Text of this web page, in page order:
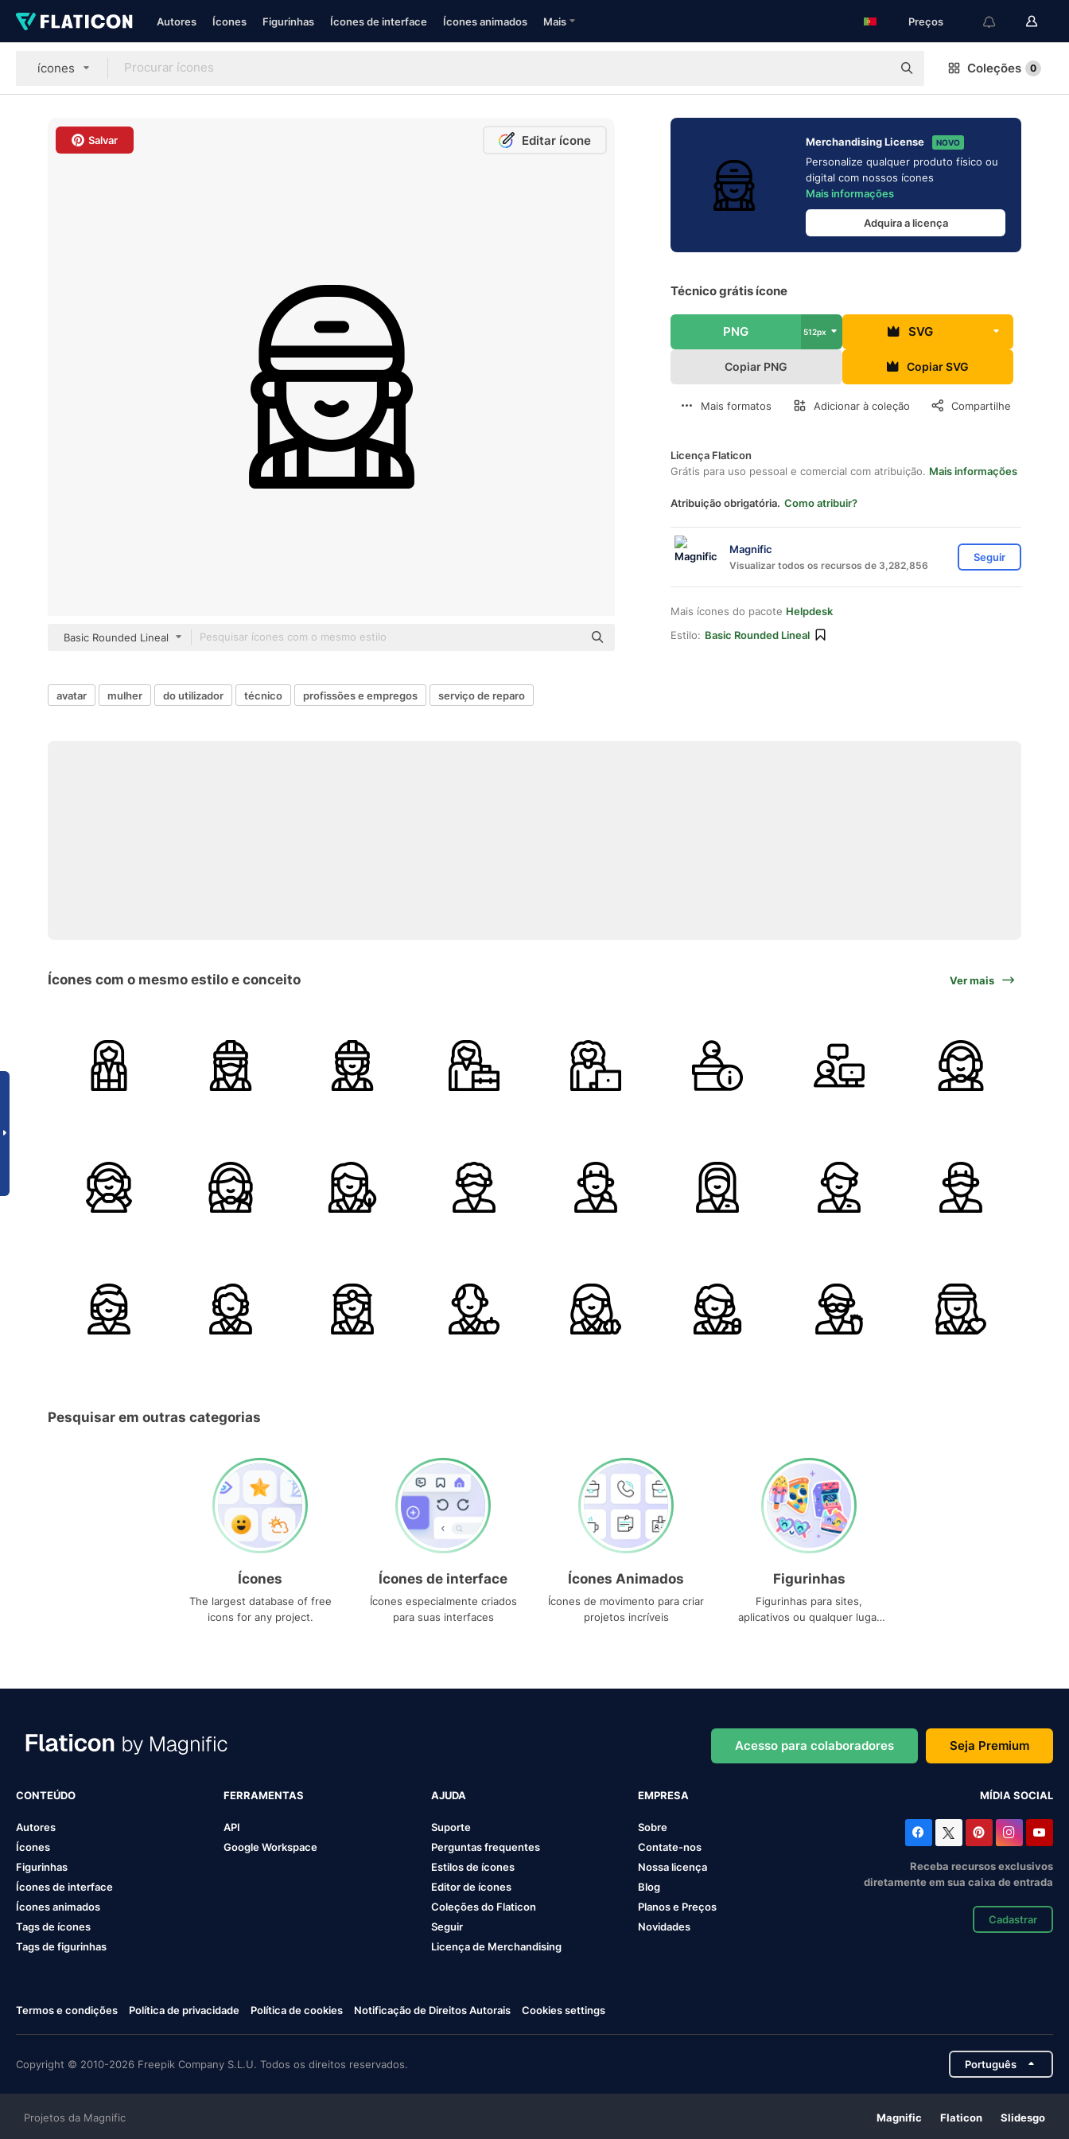
Autores Ícones Figurinhas Ícones de interface Ícones animados Mais Preços
ícones Coleções 0
Salvar Editar ícone
Basic Rounded Lineal
Merchandising License NOVO
Personalize qualquer produto físico ou
digital com nossos ícones
Mais informações
Adquira a licença
Técnico grátis ícone
PNG 512px SVG
Copiar PNG Copiar SVG
Mais formatos Adicionar à coleção Compartilhe
Licença Flaticon
Grátis para uso pessoal e comercial com atribuição. Mais informações
Atribuição obrigatória. Como atribuir?
Magnific
Visualizar todos os recursos de 3,282,856
Seguir
Mais ícones do pacote Helpdesk
Estilo: Basic Rounded Lineal
avatar mulher do utilizador técnico profissões e empregos serviço de reparo
Ícones com o mesmo estilo e conceito Ver mais
Pesquisar em outras categorias
Ícones
The largest database of free
icons for any project.
Ícones de interface
Ícones especialmente criados
para suas interfaces
Ícones Animados
Ícones de movimento para criar
projetos incríveis
Figurinhas
Figurinhas para sites,
aplicativos ou qualquer lugar
Acesso para colaboradores Seja Premium
CONTEÚDO
Autores
Ícones
Figurinhas
Ícones de interface
Ícones animados
Tags de ícones
Tags de figurinhas
FERRAMENTAS
API
Google Workspace
AJUDA
Suporte
Perguntas frequentes
Estilos de ícones
Editor de ícones
Coleções do Flaticon
Seguir
Licença de Merchandising
EMPRESA
Sobre
Contate-nos
Nossa licença
Blog
Planos e Preços
Novidades
MÍDIA SOCIAL
Receba recursos exclusivos
diretamente em sua caixa de entrada
Cadastrar
Termos e condições Política de privacidade Política de cookies Notificação de Direitos Autorais Cookies settings
Copyright © 2010-2026 Freepik Company S.L.U. Todos os direitos reservados. Português
Projetos da Magnific Magnific Flaticon Slidesgo